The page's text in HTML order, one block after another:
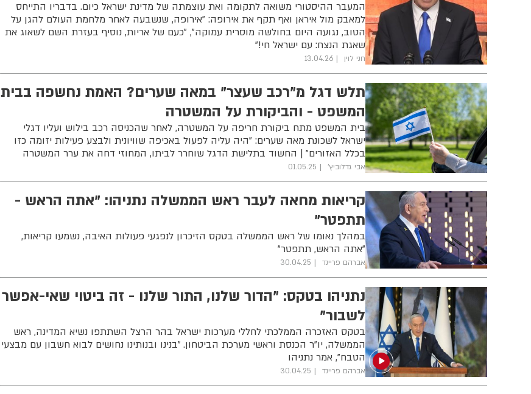
המעבר ההיסטורי משואה לתקומה ואת עוצמתה של מדינת ישראל כיום. בדבריו התייחס
למאבק מול איראן ואף תקף את אירופה: "אירופה, שנשבעה לאחר מלחמת העולם להגן על
הטוב, נגועה היום בחולשה מוסרית עמוקה", "כעם של אריות, נוסיף בעזרת השם לשאוג את
שאגת הנצח: עם ישראל חי!״
חני לוין 13.04.26
תלש דגל מ"רכב שעצר" במאה שערים? האמת נחשפה בבית
המשפט - והביקורת על המשטרה
בית המשפט מתח ביקורת חריפה על המשטרה, לאחר שהכניסה רכב בילוש ועליו דגלי
ישראל לשכונת מאה שערים: "היה עליה לפעול באכיפה שוויונית ולבצע פעילות יזומה כזו
בכלל האזורים" | החשוד בתלישת הדגל שוחרר לביתו, המחוזי דחה את ערר המשטרה
אבי גדלוביץ' 01.05.25
קריאות מחאה לעבר ראש הממשלה נתניהו: "אתה הראש -
תתפטר"
במהלך נאומו של ראש הממשלה בטקס הזיכרון לנפגעי פעולות האיבה, נשמעו קריאות,
"אתה הראש, תתפטר"
אברהם פריינד 30.04.25
נתניהו בטקס: "הדור שלנו, התור שלנו - זה ביטוי שאי-אפשר
לשבור"
בטקס האזכרה הממלכתי לחללי מערכות ישראל בהר הרצל השתתפו נשיא המדינה, ראש
הממשלה, יו”ר הכנסת וראשי מערכת הביטחון. "בנינו ובנותינו נחושים לבוא חשבון עם מבצעי
הטבח", אמר נתניהו
אברהם פריינד 30.04.25